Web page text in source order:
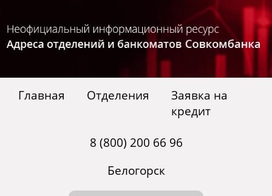
Главная Отделения
Заявка на
кредит
8 (800) 200 66 96
Белогорск